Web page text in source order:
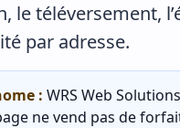
le téléversement,
par adresse.
: WRS Web
ne vend pas de